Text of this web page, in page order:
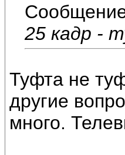
25 кадр -
Туфта не
другие
много.